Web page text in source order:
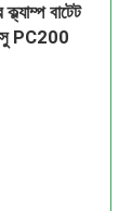
বাটেট
PC200